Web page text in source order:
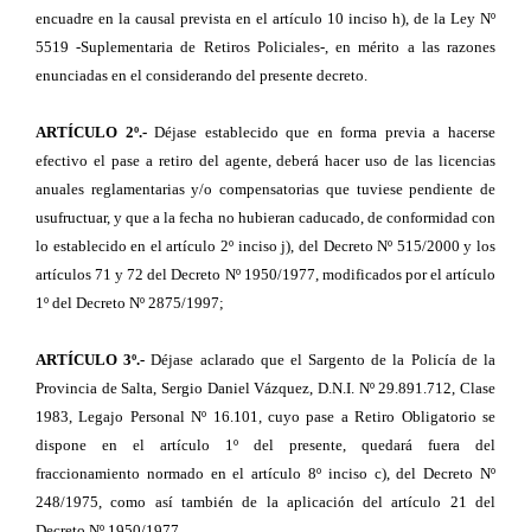
encuadre en la causal prevista en el artículo 10 inciso h), de la Ley Nº
5519 -Suplementaria de Retiros Policiales-, en mérito a las razones
enunciadas en el considerando del presente decreto.
ARTÍCULO 2º.-Déjase establecido que en forma previa a hacerse
efectivo el pase a retiro del agente, deberá hacer uso de las licencias
anuales reglamentarias y/o compensatorias que tuviese pendiente de
usufructuar, y que a la fecha no hubieran caducado, de conformidad con
lo establecido en el artículo 2º inciso j), del Decreto Nº 515/2000 y los
artículos 71 y 72 del Decreto Nº 1950/1977, modificados por el artículo
1º del Decreto Nº 2875/1997;
ARTÍCULO 3º.- Déjase aclarado que el Sargento de la Policía de la
Provincia de Salta, Sergio Daniel Vázquez, D.N.I. Nº 29.891.712, Clase
1983, Legajo Personal Nº 16.101, cuyo pase a Retiro Obligatorio se
dispone en el artículo 1º del presente, quedará fuera del
fraccionamiento normado en el artículo 8º inciso c), del Decreto Nº
248/1975, como así también de la aplicación del artículo 21 del